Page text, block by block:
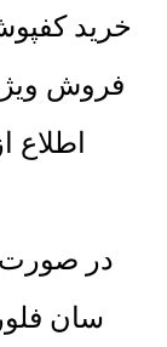
فروش
اطلاع
سان